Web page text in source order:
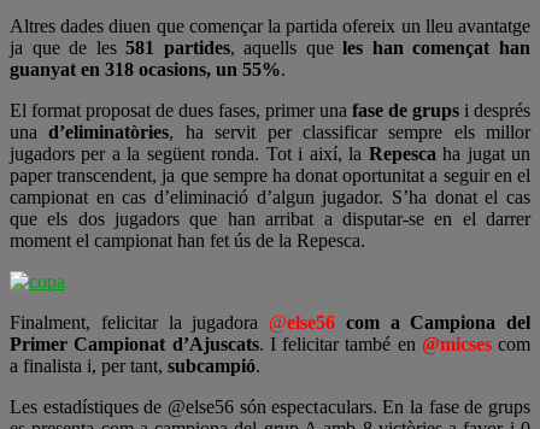
Altres dades diuen que començar la partida ofereix un lleu avantatge
ja que de les581 partides, aquells queles han començat han
guanyat en 318 ocasions, un 55%.
El format proposat de dues fases, primer una fase de grups i després
unad’eliminatòries, ha servit per classificar sempre els millor
jugadors per a la següent ronda. Tot i així, la Repescaha jugat un
paper transcendent, ja que sempre ha donat oportunitat a seguir en el
campionat en cas d’eliminació d’algun jugador. S’ha donat el cas
que els dos jugadors que han arribat a disputar-se en el darrer
moment el campionat han fet ús de la Repesca.
Finalment, felicitar la jugadora @else56 com a Campiona del
Primer Campionat d’Ajuscats. I felicitar també en @micsescom
a finalista i, per tant, subcampió.
Les estadístiques de @else56 són espectaculars. En la fase de grups